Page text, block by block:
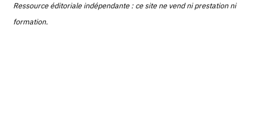
Ressource éditoriale indépendante : ce site ne vend ni prestation ni
formation.